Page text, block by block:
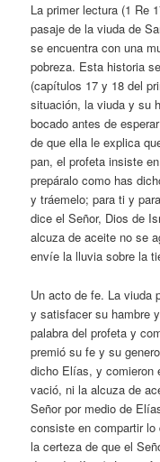
La primer lectura (1 Re
pasaje de la viuda de
se encuentra con una
pobreza. Esta historia
(capítulos 17 y 18 del
situación, la viuda y su
bocado antes de
de que ella le explica
pan, el profeta insiste
prepáralo como has
y tráemelo; para ti y
dice el Señor, Dios de
alcuza de aceite no se
envíe la lluvia sobre la
Un acto de fe. La viuda
y satisfacer su hambre
palabra del profeta y
premió su fe y su
dicho Elías, y comieron
vació, ni la alcuza de
Señor por medio de
consiste en compartir
la certeza de que el